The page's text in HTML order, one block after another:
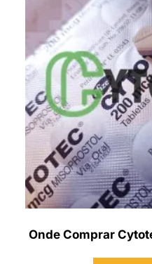
Onde Comprar